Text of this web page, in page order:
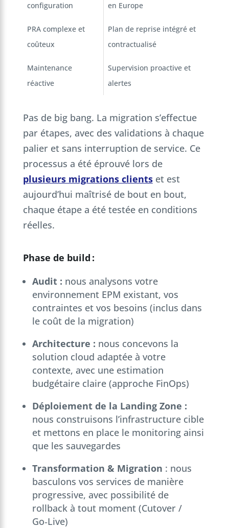
configuration
en Europe
PRA complexe et
coûteux
Plan de reprise intégré et
contractualisé
Maintenance
réactive
Supervision proactive et
alertes
Pas de big bang. La migration s’effectue
par étapes, avec des validations à chaque
palier et sans interruption de service. Ce
processus a été éprouvé lors de
plusieurs migrations clientset est
aujourd’hui maîtrisé de bout en bout,
chaque étape a été testée en conditions
réelles.
Phase de build :
Audit : nous analysons votre
environnement EPM existant, vos
contraintes et vos besoins (inclus dans
le coût de la migration)
Architecture : nous concevons la
solution cloud adaptée à votre
contexte, avec une estimation
budgétaire claire (approche FinOps)
Déploiement de la Landing Zone :
nous construisons l’infrastructure cible
et mettons en place le monitoring ainsi
que les sauvegardes
Transformation & Migration : nous
basculons vos services de manière
progressive, avec possibilité de
rollback à tout moment (Cutover /
Go‑Live)